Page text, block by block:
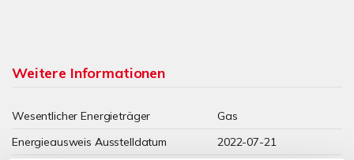
Weitere Informationen
Wesentlicher Energieträger
Gas
Energieausweis Ausstelldatum
2022-07-21